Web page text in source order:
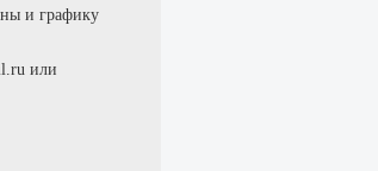
и графику
или